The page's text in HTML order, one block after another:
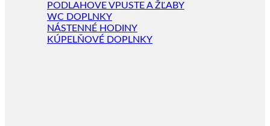
PODLAHOVE VPUSTE A ŽĽABY
WC DOPLNKY
NÁSTENNÉ HODINY
KÚPELŇOVÉ DOPLNKY